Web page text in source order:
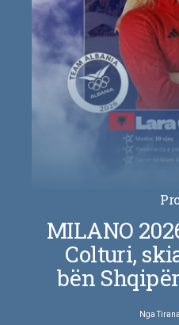
MILANO
Colturi,
bën
Nga